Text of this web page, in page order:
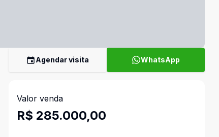
Agendar visita WhatsApp
Valor venda
R$ 285.000,00